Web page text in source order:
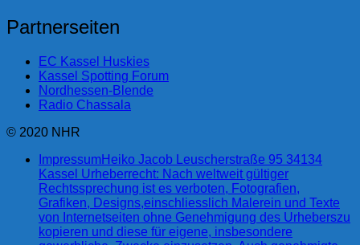
Partnerseiten
EC Kassel Huskies
Kassel Spotting Forum
Nordhessen-Blende
Radio Chassala
© 2020 NHR
ImpressumHeiko Jacob Leuscherstraße 95 34134
Kassel Urheberrecht: Nach weltweit gültiger
Rechtssprechung ist es verboten, Fotografien,
Grafiken, Designs,einschliesslich Malerein und Texte
von Internetseiten ohne Genehmigung des Urheberszu
kopieren und diese für eigene, insbesondere